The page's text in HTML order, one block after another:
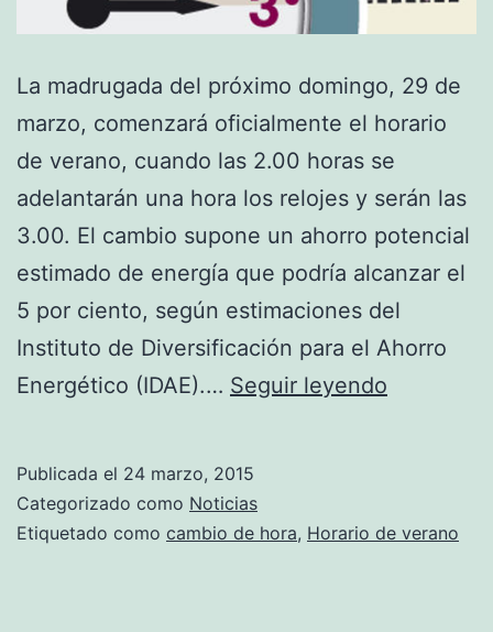
La madrugada del próximo domingo, 29 de
marzo, comenzará oficialmente el horario
de verano, cuando las 2.00 horas se
adelantarán una hora los relojes y serán las
3.00. El cambio supone un ahorro potencial
estimado de energía que podría alcanzar el
5 por ciento, según estimaciones del
Instituto de Diversificación para el Ahorro
Energético (IDAE).… Seguir leyendo
horario
Publicada el 24 marzo, 2015
Categorizado como Noticias
Etiquetado como cambio de hora, Horario de verano